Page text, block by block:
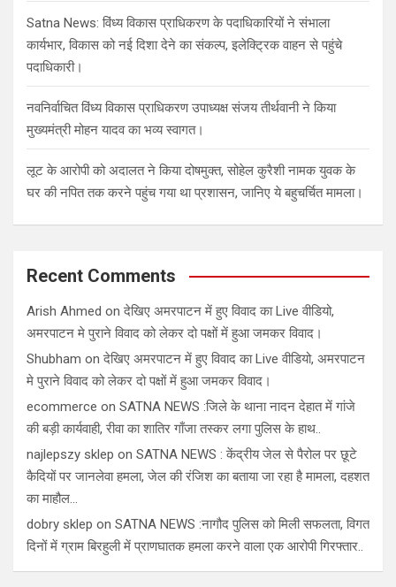
Satna News: विंध्य विकास प्राधिकरण के पदाधिकारियों ने संभाला
कार्यभार, विकास को नई दिशा देने का संकल्प, इलेक्ट्रिक वाहन से पहुंचे
पदाधिकारी।
नवनिर्वाचित विंध्य विकास प्राधिकरण उपाध्यक्ष संजय तीर्थवानी ने किया
मुख्यमंत्री मोहन यादव का भव्य स्वागत।
लूट के आरोपी को अदालत ने किया दोषमुक्त, सोहेल कुरैशी नामक युवक के
घर की नपित तक करने पहुंच गया था प्रशासन, जानिए ये बहुचर्चित मामला।
Recent Comments
Arish Ahmed onदेखिए अमरपाटन में हुए विवाद का Live वीडियो,
अमरपाटन मे पुराने विवाद को लेकर दो पक्षों में हुआ जमकर विवाद।
Shubham onदेखिए अमरपाटन में हुए विवाद का Live वीडियो, अमरपाटन
मे पुराने विवाद को लेकर दो पक्षों में हुआ जमकर विवाद।
ecommerce on SATNA NEWS :जिले के थाना नादन देहात में गांजे
की बड़ी कार्यवाही, रीवा का शातिर गाँजा तस्कर लगा पुलिस के हाथ..
najlepszy sklep on SATNA NEWS : केंद्रीय जेल से पैरोल पर छूटे
कैदियों पर जानलेवा हमला, जेल की रंजिश का बताया जा रहा है मामला, दहशत
का माहौल…
dobry sklep on SATNA NEWS :नागौद पुलिस को मिली सफलता, विगत
दिनों में ग्राम बिरहुली में प्राणघातक हमला करने वाला एक आरोपी गिरफ्तार..